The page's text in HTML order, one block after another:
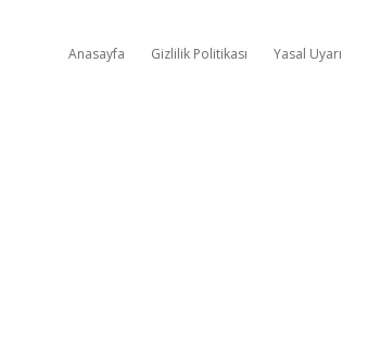
Anasayfa Gizlilik Politikası Yasal Uyarı